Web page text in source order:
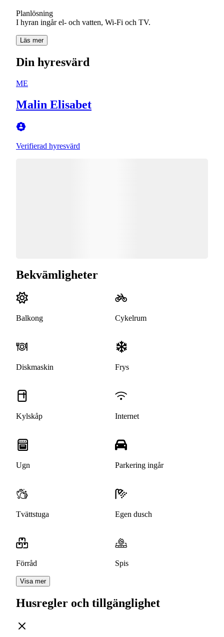
Planlösning
I hyran ingår el- och vatten, Wi-Fi och TV.
Läs mer
Din hyresvärd
ME
Malin Elisabet
Verifierad hyresvärd
Bekvämligheter
Balkong Cykelrum
Diskmaskin Frys
Kylskåp Internet
Ugn Parkering ingår
Tvättstuga Egen dusch
Förråd Spis
Visa mer
Husregler och tillgänglighet